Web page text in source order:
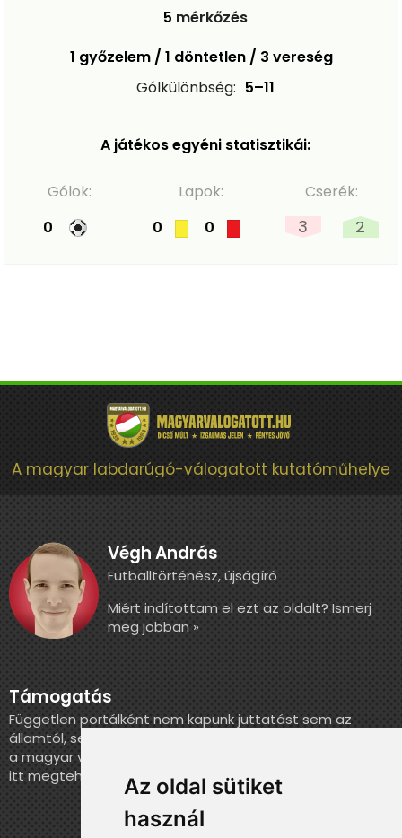
Az oldal sütiket
használ
5 mérkőzés
1 győzelem / 1 döntetlen / 3 vereség
Gólkülönbség: 5–11
A játékos egyéni statisztikái:
Gólok:
0
Lapok:
0
0
Cserék:
3 2
A magyar labdarúgó-válogatott kutatóműhelye
Végh András
Futballtörténész, újságíró
Miért indítottam el ezt az oldalt? Ismerj
meg jobban »
Támogatás
Független portálként nem kapunk juttatást sem az
államtól, sem más szervezettől. Ha szeretnél segíteni
a magyar válogatott történelmének feldolgozásában,
itt megteheted.